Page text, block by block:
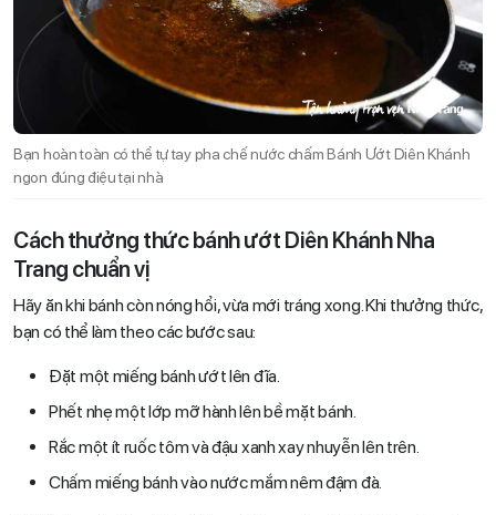
Bạn hoàn toàn có thể tự tay pha chế nước chấm Bánh Ướt Diên Khánh
ngon đúng điệu tại nhà
Cách thưởng thức bánh ướt Diên Khánh Nha
Trang chuẩn vị
Hãy ăn khi bánh còn nóng hổi, vừa mới tráng xong. Khi thưởng thức,
bạn có thể làm theo các bước sau:
Đặt một miếng bánh ướt lên đĩa.
Phết nhẹ một lớp mỡ hành lên bề mặt bánh.
Rắc một ít ruốc tôm và đậu xanh xay nhuyễn lên trên.
Chấm miếng bánh vào nước mắm nêm đậm đà.